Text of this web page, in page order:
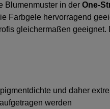
Blumenmuster in der One-
Farbgele hervorragend
gleichermaßen geeignet.
und daher
werden